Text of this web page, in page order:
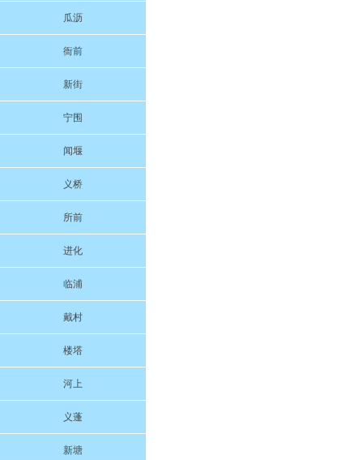
瓜沥
衙前
新街
宁围
闻堰
义桥
所前
进化
临浦
戴村
楼塔
河上
义蓬
新塘